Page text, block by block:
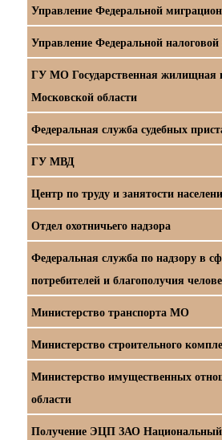
Управление Федеральной
Управление Федеральной
ГУ МО Государственная жилищная
Московской области
Федеральная служба судебных
ГУ МВД
Центр по труду и занятости
Отдел охотничьего надзора
Федеральная служба по надзору в
потребителей и благополучия
Министерство транспорта МО
Министерство строительного
Министерство имущественных
области
Получение ЭЦП ЗАО